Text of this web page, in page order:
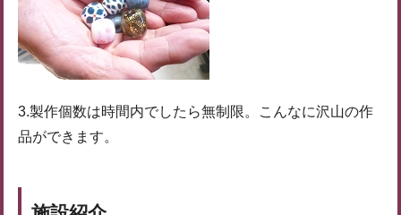
3.製作個数は時間内でしたら無制限。こんなに沢山の作
品ができます。